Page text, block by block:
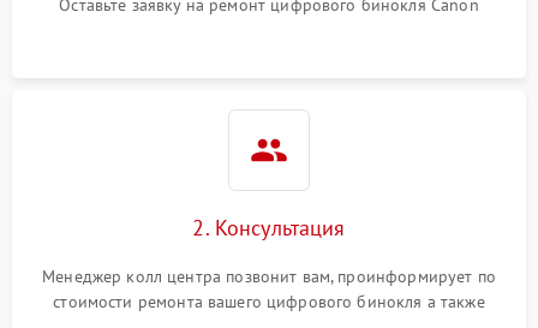
Оставьте заявку на ремонт цифрового бинокля Canon
2. Консультация
Менеджер колл центра позвонит вам, проинформирует по
стоимости ремонта вашего цифрового бинокля а также